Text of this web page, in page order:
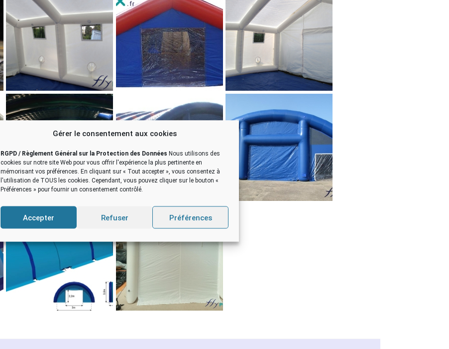
Gérer le consentement aux cookies
RGPD / Règlement Général sur la Protection des Données Nous utilisons des
cookies sur notre site Web pour vous offrir l'expérience la plus pertinente en
mémorisant vos préférences. En cliquant sur « Tout accepter », vous consentez à
l'utilisation de TOUS les cookies. Cependant, vous pouvez cliquer sur le bouton «
Préférences » pour fournir un consentement contrôlé.
Accepter Refuser Préférences